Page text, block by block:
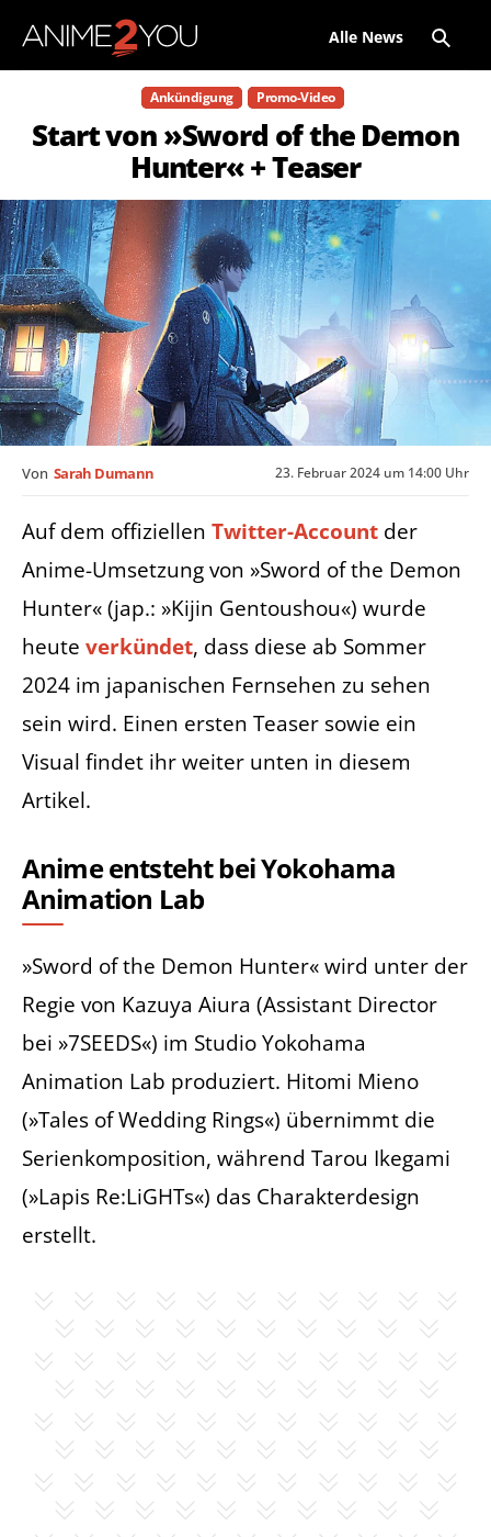
Alle News
Ankündigung Promo-Video
Start von »Sword of the Demon
Hunter« + Teaser
23. Februar 2024 um 14:00 Uhr
Von Sarah Dumann
Auf dem offiziellen Twitter-Account der
Anime-Umsetzung von »Sword of the Demon
Hunter« (jap.: »Kijin Gentoushou«) wurde
heute verkündet, dass diese ab Sommer
2024 im japanischen Fernsehen zu sehen
sein wird. Einen ersten Teaser sowie ein
Visual findet ihr weiter unten in diesem
Artikel.
Anime entsteht bei Yokohama
Animation Lab
»Sword of the Demon Hunter« wird unter der
Regie von Kazuya Aiura (Assistant Director
bei »7SEEDS«) im Studio Yokohama
Animation Lab produziert. Hitomi Mieno
(»Tales of Wedding Rings«) übernimmt die
Serienkomposition, während Tarou Ikegami
(»Lapis Re:LiGHTs«) das Charakterdesign
erstellt.